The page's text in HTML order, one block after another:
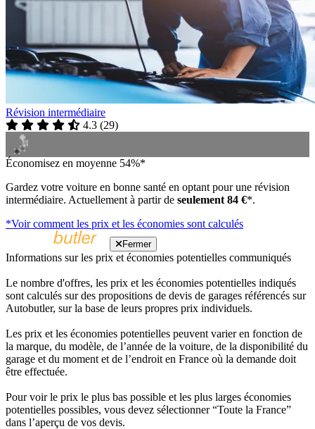
Révision intermédiaire
4.3 (29)
Économisez en moyenne 54%*
Gardez votre voiture en bonne santé en optant pour une révision
intermédiaire. Actuellement à partir de seulement 84 €*.
*Voir comment les prix et les économies sont calculés
Fermer
Informations sur les prix et économies potentielles communiqués
Le nombre d'offres, les prix et les économies potentielles indiqués
sont calculés sur des propositions de devis de garages référencés sur
Autobutler, sur la base de leurs propres prix individuels.
Les prix et les économies potentielles peuvent varier en fonction de
la marque, du modèle, de l’année de la voiture, de la disponibilité du
garage et du moment et de l’endroit en France où la demande doit
être effectuée.
Pour voir le prix le plus bas possible et les plus larges économies
potentielles possibles, vous devez sélectionner “Toute la France”
dans l’aperçu de vos devis.